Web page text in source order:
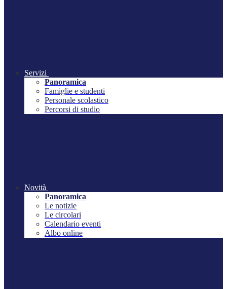
Servizi
Panoramica
Famiglie e studenti
Personale scolastico
Percorsi di studio
Novità
Panoramica
Le notizie
Le circolari
Calendario eventi
Albo online